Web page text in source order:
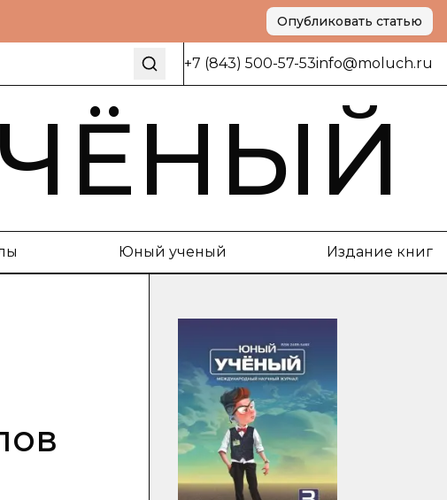
Опубликовать статью
+7 (843) 500-57-53info@moluch.ru
Юный ученый Издание книг